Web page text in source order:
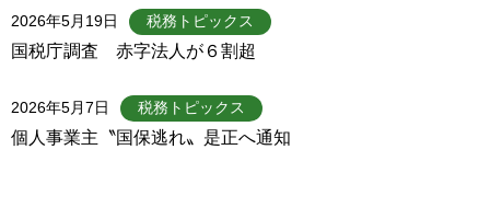
2026年5月19日 税務トピックス
国税庁調査 赤字法人が６割超
2026年5月7日 税務トピックス
個人事業主〝国保逃れ〟是正へ通知